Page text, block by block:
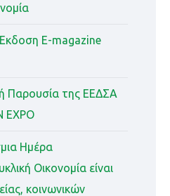
Ε-magazine
Παρουσία της ΕΕΔΣΑ
EXPO
Ημέρα
Οικονομία είναι
κοινωνικών